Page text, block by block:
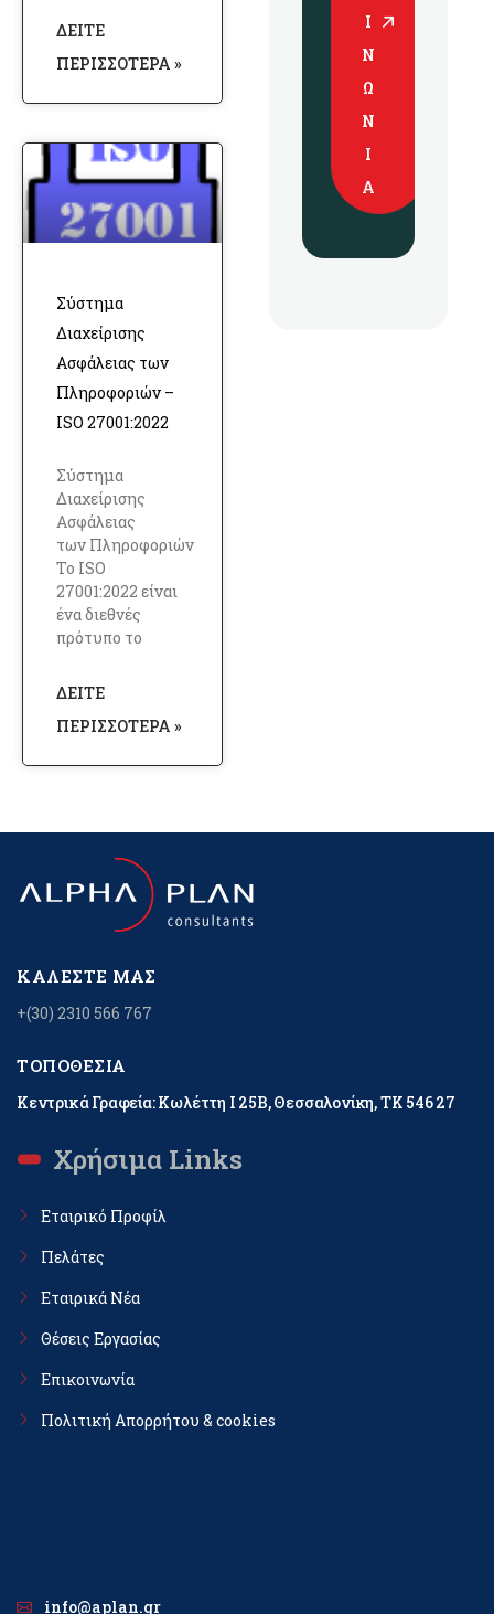
ΔΕΊΤΕ
ΠΕΡΙΣΣΌΤΕΡΑ »
Σύστημα
Διαχείρισης
Ασφάλειας των
Πληροφοριών –
ISO 27001:2022
Σύστημα
Διαχείρισης
Ασφάλειας
των Πληροφοριών
Το ISO
27001:2022 είναι
ένα διεθνές
πρότυπο το
ΔΕΊΤΕ
ΠΕΡΙΣΣΌΤΕΡΑ »
Ι
Ν
Ω
Ν
Ί
Α
ΚΑΛΈΣΤΕ ΜΑΣ
+(30) 2310 566 767
ΤΟΠΟΘΕΣΊΑ
Κεντρικά Γραφεία: Κωλέττη Ι 25Β, Θεσσαλονίκη, ΤΚ 546 27
Χρήσιμα Links
Εταιρικό Προφίλ
Πελάτες
Εταιρικά Νέα
Θέσεις Εργασίας
Επικοινωνία
Πολιτική Απορρήτου & cookies
info@aplan.gr